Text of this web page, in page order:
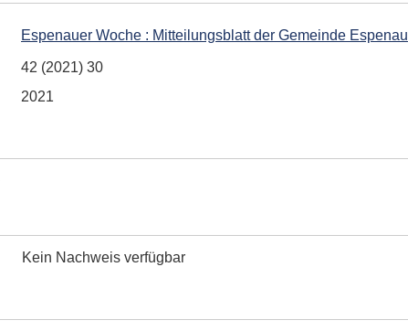
Espenauer Woche : Mitteilungsblatt der Gemeinde Espenau
42 (2021) 30
2021
Kein Nachweis verfügbar